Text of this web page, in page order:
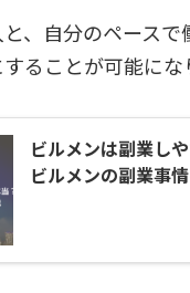
、自分のペース
ることが可能にな
ビルメンは副業し
ビルメンの副業事